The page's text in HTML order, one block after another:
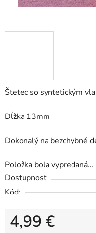
Štetec so syntetickým
Dĺžka 13mm
Dokonalý na bezchybné
Položka bola vypredaná…
Dostupnosť
Kód:
4,99 €